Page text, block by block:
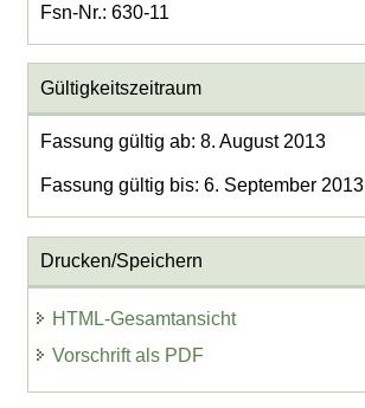
Fsn-Nr.: 630-11
Gültigkeitszeitraum
Fassung gültig ab: 8. August 2013
Fassung gültig bis: 6. September 2013
Drucken/Speichern
HTML-Gesamtansicht
Vorschrift als PDF